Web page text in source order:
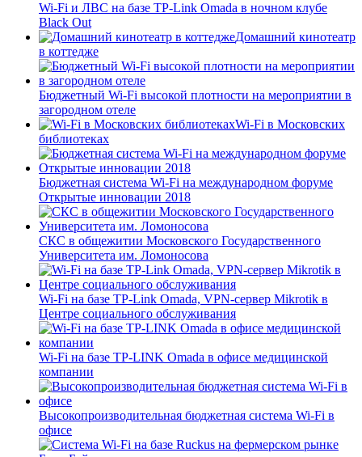
Wi-Fi и ЛВС на базе TP-Link Omada в ночном клубе
Black Out
Домашний кинотеатр
в коттедже
Бюджетный Wi-Fi высокой плотности на мероприятии в
загородном отеле
Wi-Fi в Московских
библиотеках
Бюджетная система Wi-Fi на международном форуме
Открытые инновации 2018
СКС в общежитии Московского Государственного
Университета им. Ломоносова
Wi-Fi на базе TP-Link Omada, VPN-сервер Mikrotik в
Центре социального обслуживания
Wi-Fi на базе TP-LINK Omada в офисе медицинской
компании
Высокопроизводительная бюджетная система Wi-Fi в
офисе